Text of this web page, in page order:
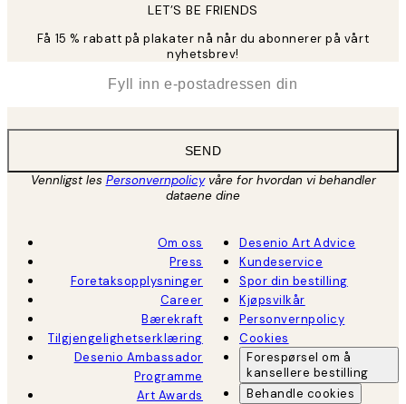
LET’S BE FRIENDS
Få 15 % rabatt på plakater nå når du abonnerer på vårt
nyhetsbrev!
SEND
Vennligst les Personvernpolicyvåre for hvordan vi behandler
dataene dine
Om oss
Press
Foretaksopplysninger
Career
Bærekraft
Tilgjengelighetserklæring
Desenio Ambassador
Programme
Art Awards
Desenio Art Advice
Kundeservice
Spor din bestilling
Kjøpsvilkår
Personvernpolicy
Cookies
Forespørsel om å
kansellere bestilling
Behandle cookies